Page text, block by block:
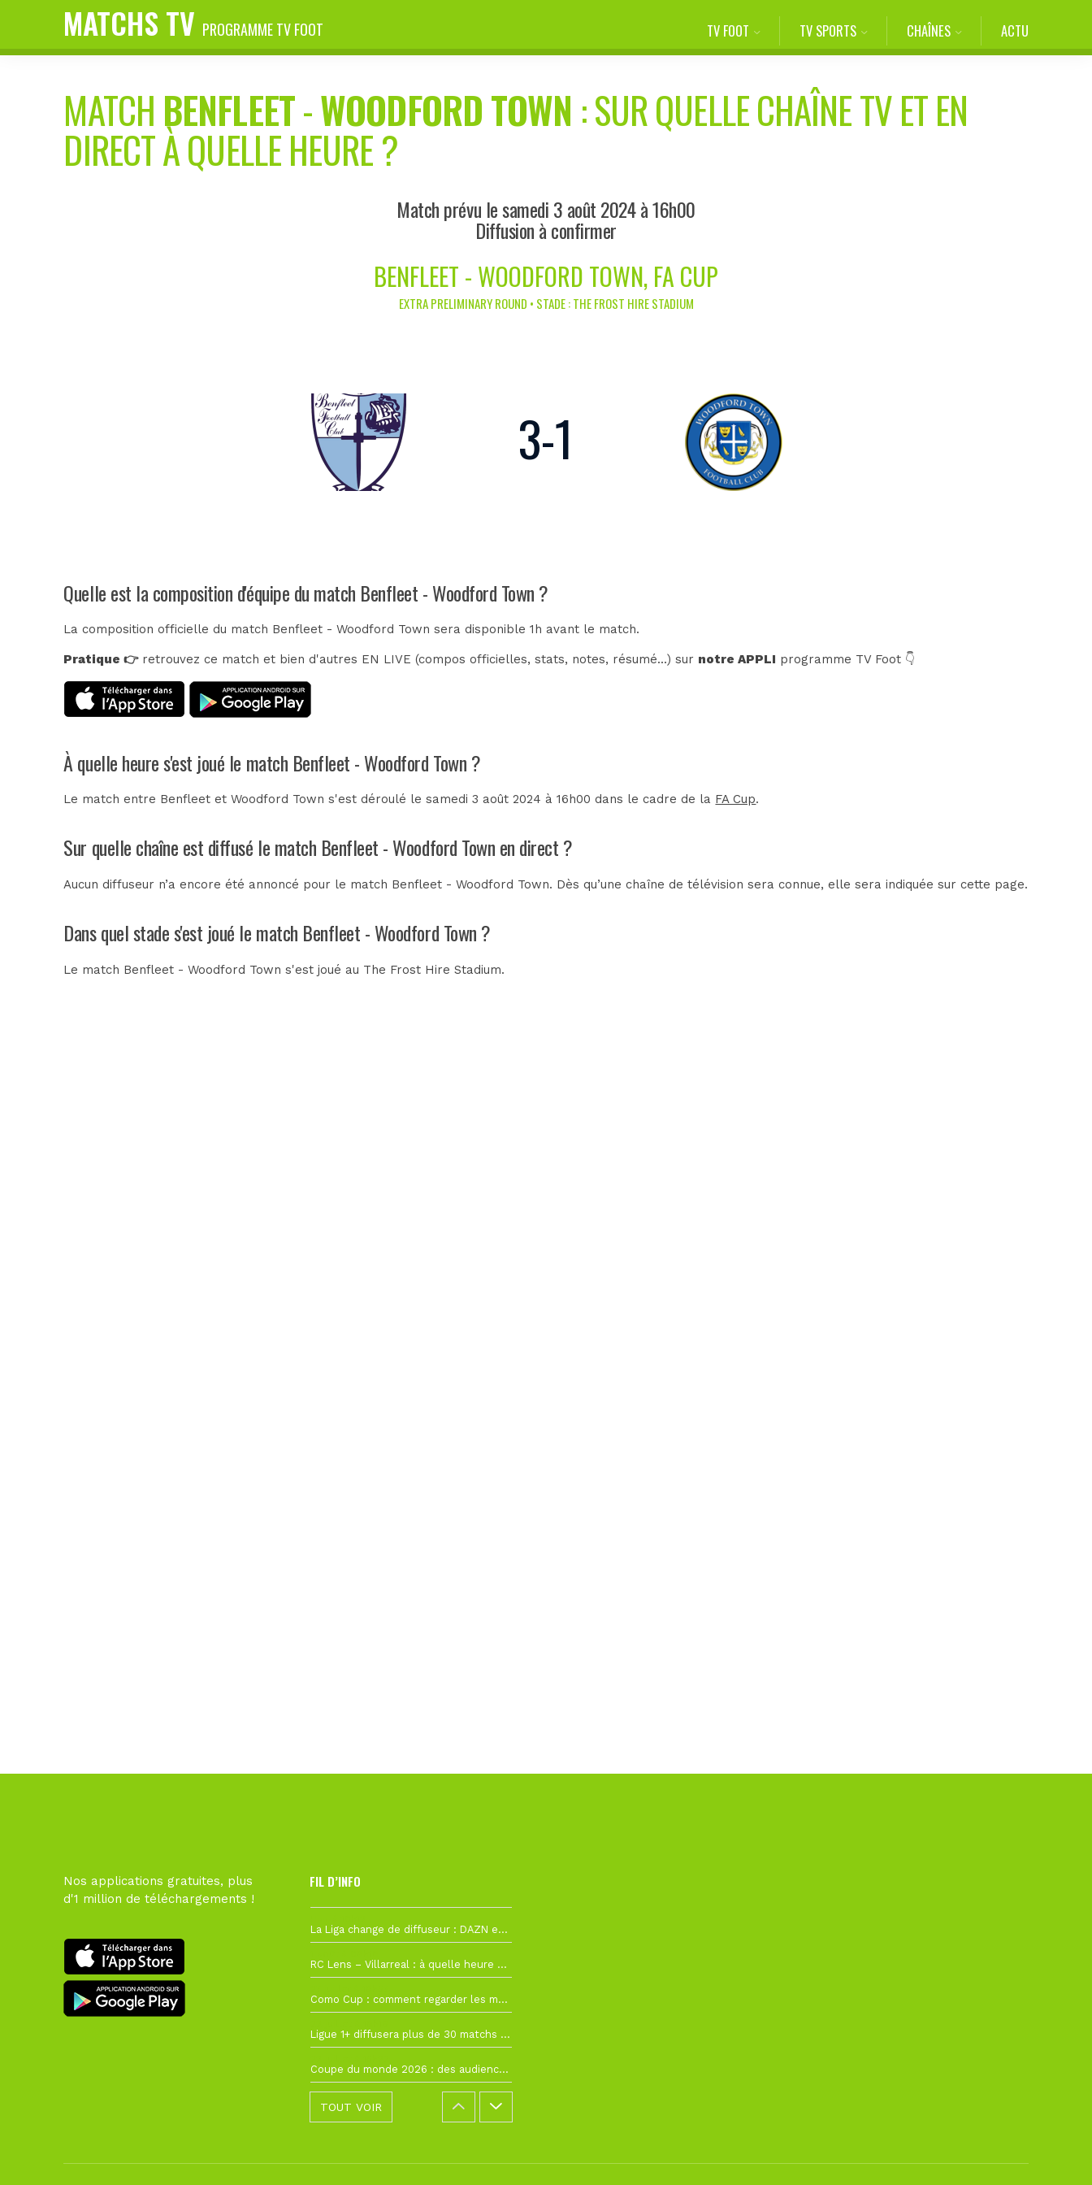
MATCHS TV PROGRAMME TV FOOT TV FOOT TV SPORTS CHAÎNES ACTU
MATCH BENFLEET-WOODFORD TOWN : SUR QUELLE CHAÎNE TV ET EN
DIRECT À QUELLE HEURE ?
Match prévu le samedi 3 août 2024 à 16h00
Diffusion à confirmer
BENFLEET - WOODFORD TOWN, FA CUP
EXTRA PRELIMINARY ROUND • STADE : THE FROST HIRE STADIUM
3-1
Quelle est la composition d'équipe du match Benfleet - Woodford Town ?
La composition officielle du match Benfleet - Woodford Town sera disponible 1h avant le match.
Pratique 👉retrouvez ce match et bien d'autres EN LIVE (compos officielles, stats, notes, résumé...) sur notre APPLI programme TV Foot 👇
À quelle heure s'est joué le match Benfleet - Woodford Town ?
Le match entre Benfleet et Woodford Town s'est déroulé le samedi 3 août 2024 à 16h00 dans le cadre de la FA Cup.
Sur quelle chaîne est diffusé le match Benfleet - Woodford Town en direct ?
Aucun diffuseur n’a encore été annoncé pour le match Benfleet - Woodford Town. Dès qu’une chaîne de télévision sera connue, elle sera indiquée sur cette page.
Dans quel stade s'est joué le match Benfleet - Woodford Town ?
Le match Benfleet - Woodford Town s'est joué au The Frost Hire Stadium.
Nos applications gratuites, plus
d'1 million de téléchargements !
FIL D’INFO
La Liga change de diffuseur : DAZN et Disney+ remplacent beIN Sports !
RC Lens – Villarreal : à quelle heure et sur quelle chaîne voir la finale de la Como Cup ?
Como Cup : comment regarder les matchs du RC Lens en direct ?
Ligue 1+ diffusera plus de 30 matchs amicaux avant la reprise de la Ligue 1
Coupe du monde 2026 : des audiences record, mais M6 devrait perdre très gros !
TOUT VOIR